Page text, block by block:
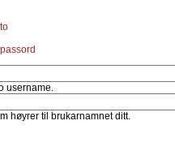
username.
høyrer til brukarnamnet ditt.